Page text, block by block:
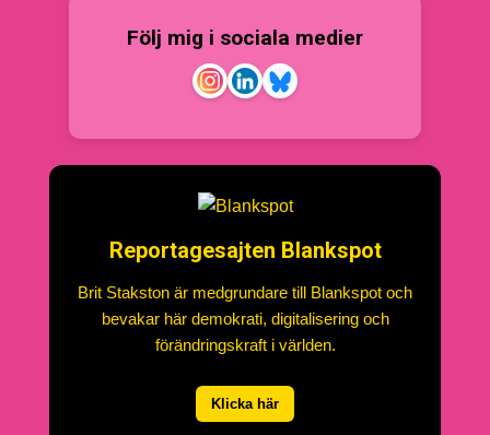
Följ mig i sociala medier
Reportagesajten Blankspot
Brit Stakston är medgrundare till Blankspot och
bevakar här demokrati, digitalisering och
förändringskraft i världen.
Klicka här